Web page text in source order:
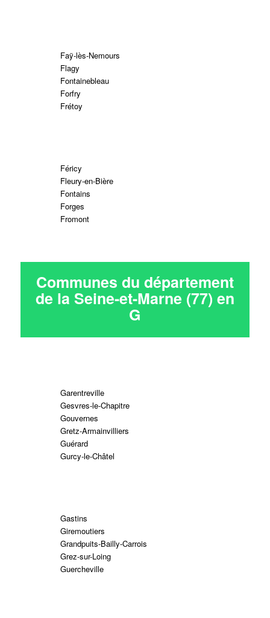
Faÿ-lès-Nemours
Flagy
Fontainebleau
Forfry
Frétoy
Féricy
Fleury-en-Bière
Fontains
Forges
Fromont
Communes du département
de la Seine-et-Marne (77) en
G
Garentreville
Gesvres-le-Chapitre
Gouvernes
Gretz-Armainvilliers
Guérard
Gurcy-le-Châtel
Gastins
Giremoutiers
Grandpuits-Bailly-Carrois
Grez-sur-Loing
Guercheville